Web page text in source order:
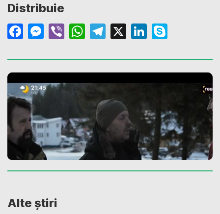
Distribuie
Facebook
Messenger
ViberWhatsApp
Telegram
X LinkedIn
Alte știri